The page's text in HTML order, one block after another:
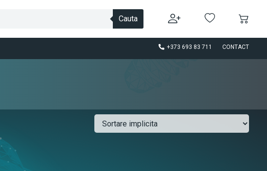
Cauta
+373 693 83 711 CONTACT